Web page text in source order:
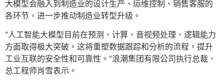
大模型会融入到制造业的设计生产、运维控制、销售客服的
各环节，进一步推动制造业转型升级。
“人工智能大模型目前在预测、计算、音视频处理、逻辑能力
方面取得极大突破。这将重塑数据跟踪和分析的流程，提升
工业互联的安全性和可靠性。”浪潮集团有限公司执行总裁、
总工程师肖雪表示。